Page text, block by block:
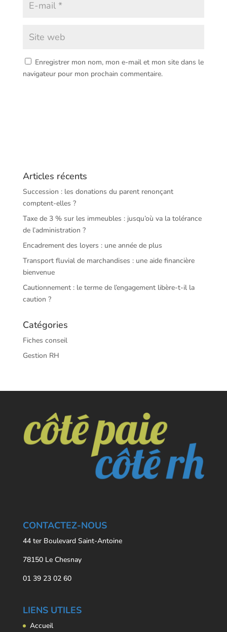
Enregistrer mon nom, mon e-mail et mon site dans le
navigateur pour mon prochain commentaire.
Articles récents
Succession : les donations du parent renonçant
comptent-elles ?
Taxe de 3 % sur les immeubles : jusqu’où va la tolérance
de l’administration ?
Encadrement des loyers : une année de plus
Transport fluvial de marchandises : une aide financière
bienvenue
Cautionnement : le terme de l’engagement libère-t-il la
caution ?
Catégories
Fiches conseil
Gestion RH
CONTACTEZ-NOUS
44 ter Boulevard Saint-Antoine
78150 Le Chesnay
01 39 23 02 60
LIENS UTILES
Accueil